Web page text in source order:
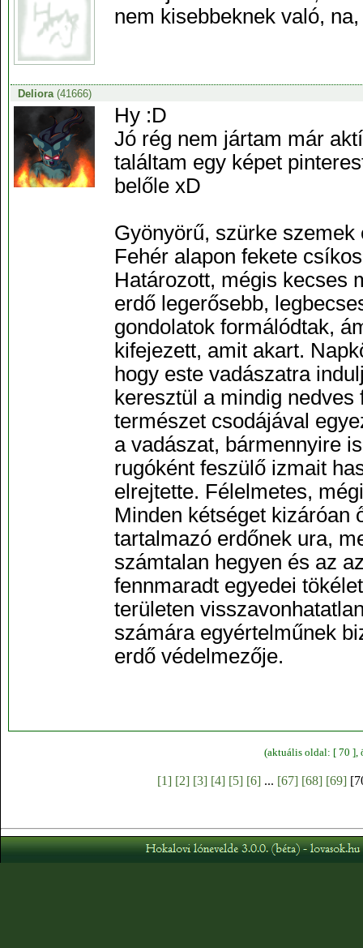
nem kisebbeknek való,
Deliora(41666)
Hy :D
Jó rég nem jártam már
találtam egy képet
belőle xD
Gyönyörű, szürke
Fehér alapon fekete
Határozott, mégis kecses
erdő legerősebb,
gondolatok formálódtak,
kifejezett, amit akart.
hogy este vadászatra
keresztül a mindig
természet csodájával
a vadászat, bármennyire
rugóként feszülő izmait
elrejtette. Félelmetes,
Minden kétséget kizáróan
tartalmazó erdőnek ura,
számtalan hegyen és az
fennmaradt egyedei
területen
számára egyértelműnek
erdő védelmezője.
(aktuális oldal: [ 70 ],
[1] [2] [3] [4] [5] [6] ... [67] [68] [69]